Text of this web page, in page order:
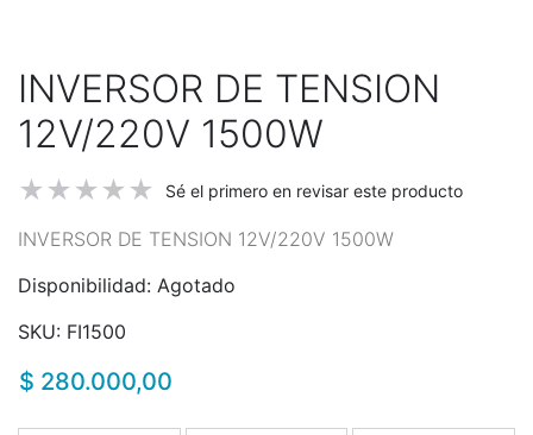
INVERSOR DE TENSION
12V/220V 1500W
Sé el primero en revisar este producto
INVERSOR DE TENSION 12V/220V 1500W
Disponibilidad: Agotado
SKU: FI1500
$ 280.000,00